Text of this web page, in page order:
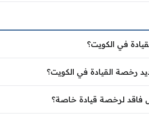
في الكويت؟
رخصة القيادة في الكويت؟
فاقد لرخصة قيادة خاصة؟